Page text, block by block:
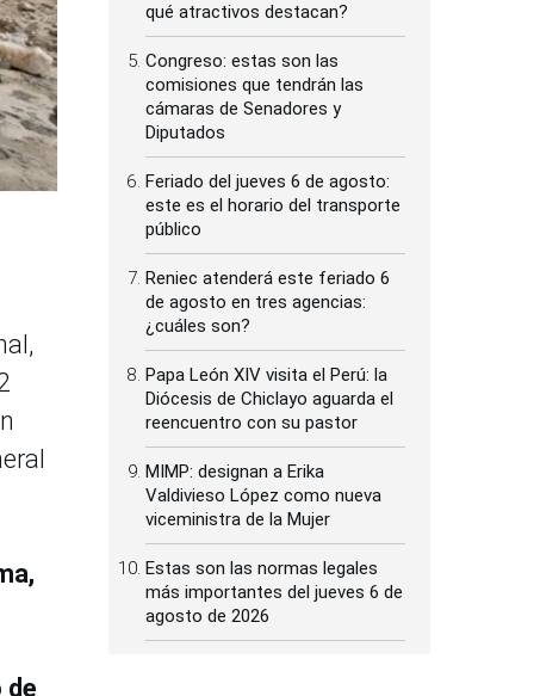
de
qué atractivos destacan?
Congreso: estas son las
comisiones que tendrán las
cámaras de Senadores y
Diputados
Feriado del jueves 6 de agosto:
este es el horario del transporte
público
Reniec atenderá este feriado 6
de agosto en tres agencias:
¿cuáles son?
Papa León XIV visita el Perú: la
Diócesis de Chiclayo aguarda el
reencuentro con su pastor
MIMP: designan a Erika
Valdivieso López como nueva
viceministra de la Mujer
Estas son las normas legales
más importantes del jueves 6 de
agosto de 2026